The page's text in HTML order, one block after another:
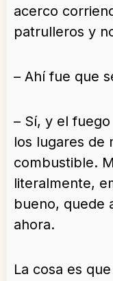
acerco
patrulleros y
– Ahí fue que
– Sí, y el
los lugares de
combustible.
literalmente,
bueno, quede
ahora.
La cosa es